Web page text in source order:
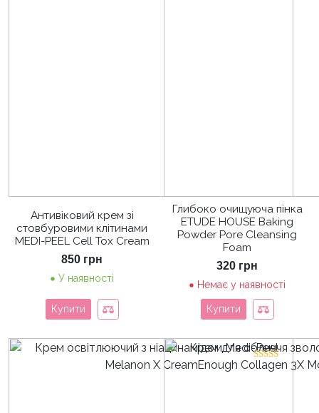
Антивіковий крем зі
стовбуровими клітинами
MEDI-PEEL Cell Tox Cream
850 грн
У наявності
Купити
Глибоко очищуюча пінка
ETUDE HOUSE Baking
Powder Pore Cleansing
Foam
320 грн
Немає у наявності
Купити
Оцінено в